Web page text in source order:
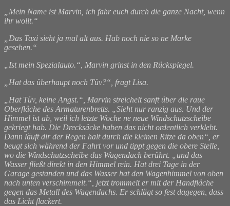
„Mein Name ist Marvin, ich fahr euch durch die ganze Nacht, wenn
ihr wollt.“
„Das Taxi sieht ja mal alt aus. Hab noch nie so ne Marke
gesehen.“
„Ist mein Spezialauto.“, Marvin grinst in den Rückspiegel.
„Hat das überhaupt noch Tüv?“, fragt Lisa.
„Hat Tüv, keine Angst.“, Marvin streichelt sanft über die raue
Oberfläche des Armaturenbretts. „Sieht nur ranzig aus. Und der
Himmel ist ab, weil ich letzte Woche ne neue Windschutzscheibe
gekriegt hab. Die Drecksäcke haben das nicht ordentlich verklebt.
Dann läuft dir der Regen halt durch die kleinen Ritze da oben“, er
beugt sich während der Fahrt vor und tippt gegen die obere Stelle,
wo die Windschutzscheibe das Wagendach berührt. „und das
Wasser fließt direkt in den Himmel rein. Hat drei Tage in der
Garage gestanden und das Wasser hat den Wagenhimmel von oben
nach unten verschimmelt.“, jetzt trommelt er mit der Handfläche
gegen das Metall des Wagendachs. Er schlägt so fest dagegen, dass
das Licht flackert.